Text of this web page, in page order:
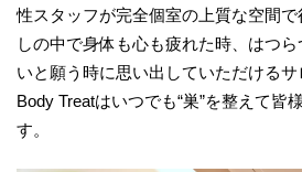
性スタッフが完全個室の上質な空間
しの中で身体も心も疲れた時、はつ
いと願う時に思い出していただける
Body Treatはいつでも“巣”を整えて皆
す。